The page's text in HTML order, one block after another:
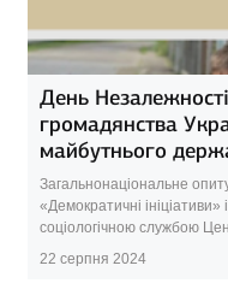
День
громадянства
майбутнього
Загальнонаціональне
«Демократичні ініціативи»
соціологічною службою
22 серпня 2024